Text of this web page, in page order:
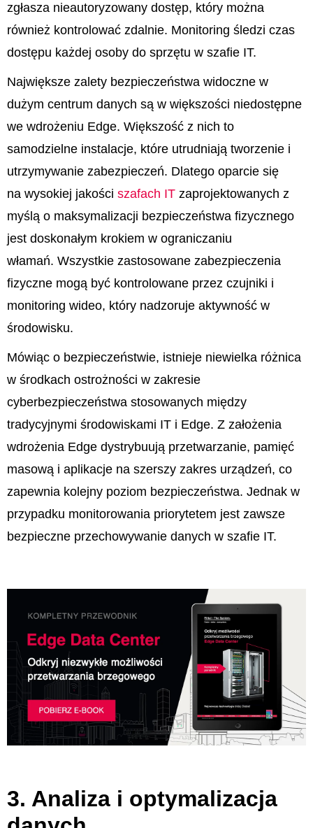
zgłasza nieautoryzowany dostęp, który można
również kontrolować zdalnie. Monitoring śledzi czas
dostępu każdej osoby do sprzętu w szafie IT.
Największe zalety bezpieczeństwa widoczne w
dużym centrum danych są w większości niedostępne
we wdrożeniu Edge. Większość z nich to
samodzielne instalacje, które utrudniają tworzenie i
utrzymywanie zabezpieczeń. Dlatego oparcie się
na wysokiej jakości szafach IT zaprojektowanych z
myślą o maksymalizacji bezpieczeństwa fizycznego
jest doskonałym krokiem w ograniczaniu
włamań. Wszystkie zastosowane zabezpieczenia
fizyczne mogą być kontrolowane przez czujniki i
monitoring wideo, który nadzoruje aktywność w
środowisku.
Mówiąc o bezpieczeństwie, istnieje niewielka różnica
w środkach ostrożności w zakresie
cyberbezpieczeństwa stosowanych między
tradycyjnymi środowiskami IT i Edge. Z założenia
wdrożenia Edge dystrybuują przetwarzanie, pamięć
masową i aplikacje na szerszy zakres urządzeń, co
zapewnia kolejny poziom bezpieczeństwa. Jednak w
przypadku monitorowania priorytetem jest zawsze
bezpieczne przechowywanie danych w szafie IT.
3. Analiza i optymalizacja